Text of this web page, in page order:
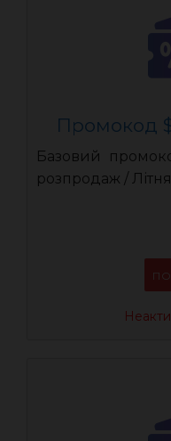
Промокод
Базовий
розпродаж /